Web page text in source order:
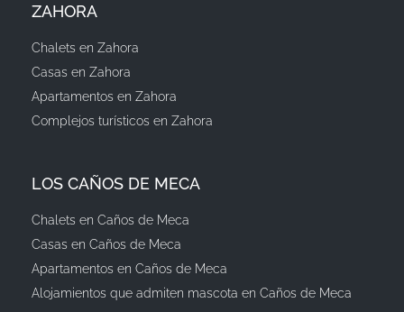
ZAHORA
Chalets en Zahora
Casas en Zahora
Apartamentos en Zahora
Complejos turísticos en Zahora
LOS CAÑOS DE MECA
Chalets en Caños de Meca
Casas en Caños de Meca
Apartamentos en Caños de Meca
Alojamientos que admiten mascota en Caños de Meca